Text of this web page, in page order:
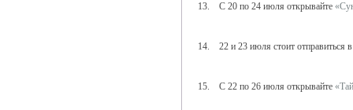
13. С 20 по 24 июля открывайте
14. 22 и 23 июля стоит отправиться
15. С 22 по 26 июля открывайте